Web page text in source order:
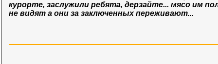
курорте, заслужили ребята, дерзайте... мясо им
не видят а они за заключенных переживают...